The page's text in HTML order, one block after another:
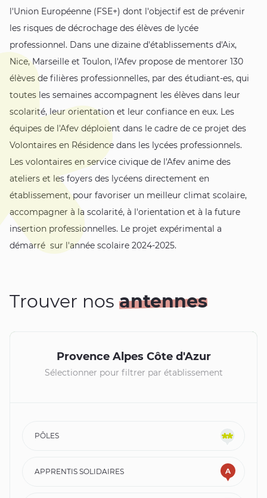
l'Union Européenne (FSE+) dont l'objectif est de prévenir
les risques de décrochage des élèves de lycée
professionnel. Dans une dizaine d'établissements d'Aix,
Nice, Marseille et Toulon, l'Afev propose de mentorer 130
élèves de filières professionnelles, par des étudiant-es, qui
toutes les semaines accompagnent les élèves dans leur
scolarité, leur orientation et leur confiance en eux. Les
équipes de l'Afev déploient dans le cadre de ce projet des
Volontaires en Résidence dans les lycées professionnels.
Les volontaires en service civique de l'Afev anime des
ateliers et les foyers des lycéens directement en
établissement, pour favoriser un meilleur climat scolaire,
accompagner à la scolarité, à l'orientation et à la future
insertion professionnelles. Le projet expérimental a
démarré sur l'année scolaire 2024-2025.
Trouver nos antennes
Provence Alpes Côte d'Azur
Sélectionner pour filtrer par établissement
PÔLES
APPRENTIS SOLIDAIRES